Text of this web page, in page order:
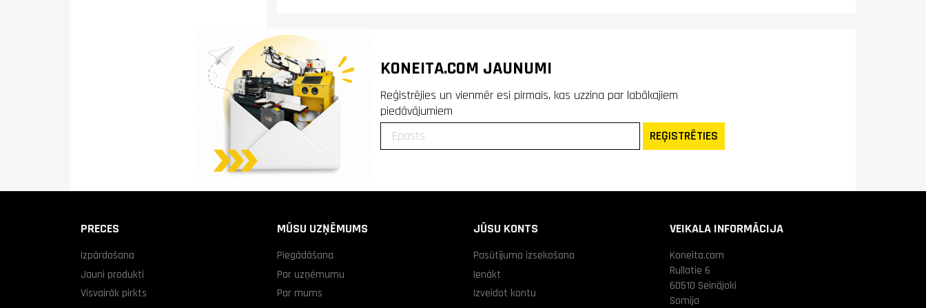
KONEITA.COM JAUNUMI
Reģistrējies un vienmēr esi pirmais, kas uzzina par labākajiem
piedāvājumiem
REĢISTRĒTIES
PRECES
Izpārdošana
Jauni produkti
Visvairāk pirkts
MŪSU UZŅĒMUMS
Piegādāšana
Par uzņēmumu
Par mums
JŪSU KONTS
Pasūtījuma izsekošana
Ienākt
Izveidot kontu
VEIKALA INFORMĀCIJA
Koneita.com
Rullatie 6
60510 Seinäjoki
Somija